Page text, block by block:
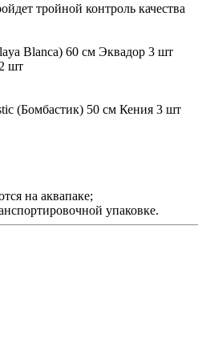
тройной контроль качества
Blanca) 60 см Эквадор 3 шт
шт
(Бомбастик) 50 см Кения 3 шт
на аквапаке;
упаковке.